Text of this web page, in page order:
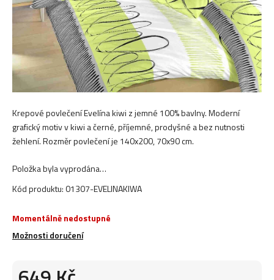
Krepové povlečení Evelína kiwi z jemné 100% bavlny. Moderní
grafický motiv v kiwi a černé, příjemné, prodyšné a bez nutnosti
žehlení. Rozměr povlečení je 140x200, 70x90 cm.
Položka byla vyprodána…
Kód produktu:01307-EVELINAKIWA
Momentálně nedostupné
Možnosti doručení